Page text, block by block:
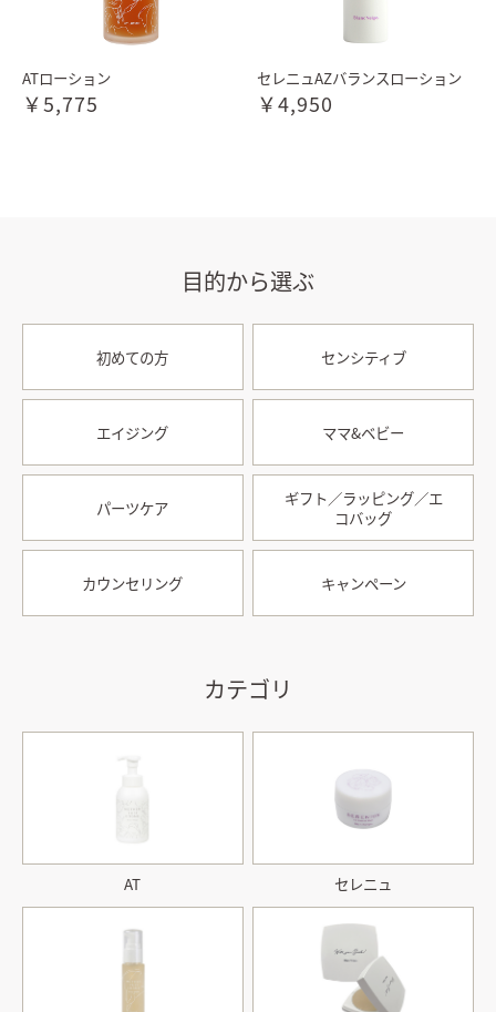
ATローション
￥5,775
セレニュAZバランスローション
￥4,950
目的から選ぶ
初めての方 センシティブ
エイジング ママ&ベビー
パーツケア
ギフト／ラッピング／エ
コバッグ
カウンセリング キャンペーン
カテゴリ
AT セレニュ